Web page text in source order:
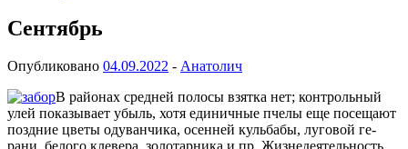
Сентябрь
Опубликовано 04.09.2022 - Анатолич
В районах средней полосы взятка нет; контрольный
улей показывает убыль, хотя единичные пчелы еще посещают
поздние цветы одуванчика, осенней кульбабы, луговой ге­